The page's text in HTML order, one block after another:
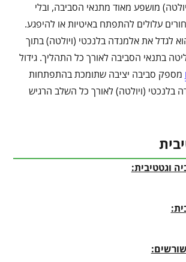
מושפע מאוד מתנאי הסביבה, ובלי
עלולים להתפתח באיטיות או להיפגע.
לגדל את אלמנדה בלנכטי (ויולטה) בתוך
בתנאי הסביבה לאורך כל התהליך. גידול
מספק סביבה יציבה שתומכת בהתפתחות
בלנכטי (ויולטה) לאורך כל השלב הרגיש
וגטטיבית:
: